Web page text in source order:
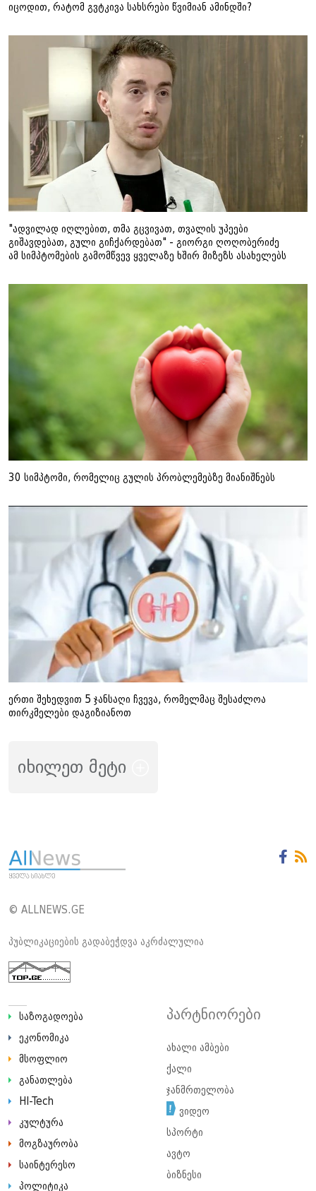
იცოდით, რატომ გვტკივა სახსრები წვიმიან ამინდში?
"ადვილად იღლებით, თმა გცვივათ, თვალის უპეები
გიშავდებათ, გული გიჩქარდებათ" - გიორგი ღოღობერიძე
ამ სიმპტომების გამომწვევ ყველაზე ხშირ მიზეზს ასახელებს
30 სიმპტომი, რომელიც გულის პრობლემებზე მიანიშნებს
ერთი შეხედვით 5 ჯანსაღი ჩვევა, რომელმაც შესაძლოა
თირკმელები დაგიზიანოთ
იხილეთ მეტი
© ALLNEWS.GE
პუბლიკაციების გადაბეჭდვა აკრძალულია
საზოგადოება
ეკონომიკა
მსოფლიო
განათლება
HI-Tech
კულტურა
მოგზაურობა
საინტერესო
პოლიტიკა
პარტნიორები
ახალი ამბები
ქალი
ჯანმრთელობა
ვიდეო
სპორტი
ავტო
ბიზნესი